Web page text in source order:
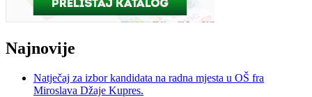
Najnovije
Natječaj za izbor kandidata na radna mjesta u OŠ fra
Miroslava Džaje Kupres.